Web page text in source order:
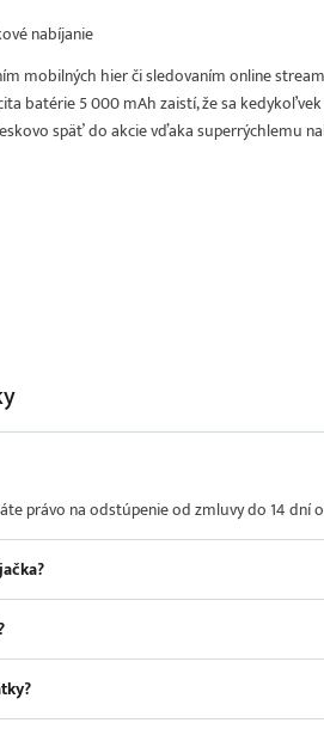
nabíjanie
mobilných hier či sledovaním online
batérie 5 000 mAh zaistí, že sa
späť do akcie vďaka superrýchlemu
právo na odstúpenie od zmluvy do 14 dní